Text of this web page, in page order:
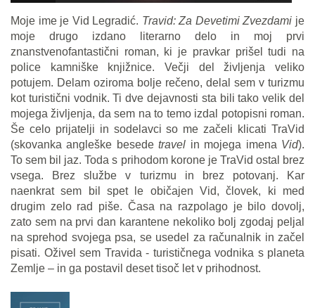
Moje ime je Vid Legradić. Travid: Za Devetimi Zvezdami je
moje drugo izdano literarno delo in moj prvi
znanstvenofantastični roman, ki je pravkar prišel tudi na
police kamniške knjižnice. Večji del življenja veliko
potujem. Delam oziroma bolje rečeno, delal sem v turizmu
kot turistični vodnik. Ti dve dejavnosti sta bili tako velik del
mojega življenja, da sem na to temo izdal potopisni roman.
Še celo prijatelji in sodelavci so me začeli klicati TraVid
(skovanka angleške besedetravel in mojega imena Vid).
To sem bil jaz. Toda s prihodom korone je TraVid ostal brez
vsega. Brez službe v turizmu in brez potovanj. Kar
naenkrat sem bil spet le običajen Vid, človek, ki med
drugim zelo rad piše. Časa na razpolago je bilo dovolj,
zato sem na prvi dan karantene nekoliko bolj zgodaj peljal
na sprehod svojega psa, se usedel za računalnik in začel
pisati. Oživel sem Travida - turističnega vodnika s planeta
Zemlje – in ga postavil deset tisoč let v prihodnost.